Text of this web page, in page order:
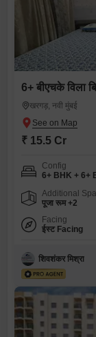
6+ बीएचके विला
खरगड़, नवी मुंबई
₹ 15.5 Cr
Config
6+ BHK + 6+
Additional
पूजा रूम +2
Facing
ईस्ट Facing
शिवशंकर मिश्रा